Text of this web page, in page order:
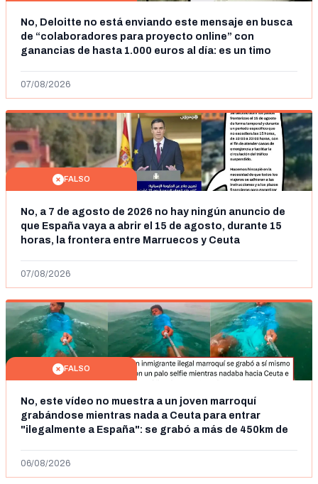
No, Deloitte no está enviando este mensaje en busca
de “colaboradores para proyecto online” con
ganancias de hasta 1.000 euros al día: es un timo
07/08/2026
FALSO
No, a 7 de agosto de 2026 no hay ningún anuncio de
que España vaya a abrir el 15 de agosto, durante 15
horas, la frontera entre Marruecos y Ceuta
07/08/2026
FALSO
No, este vídeo no muestra a un joven marroquí
grabándose mientras nada a Ceuta para entrar
"ilegalmente a España": se grabó a más de 450km de
06/08/2026